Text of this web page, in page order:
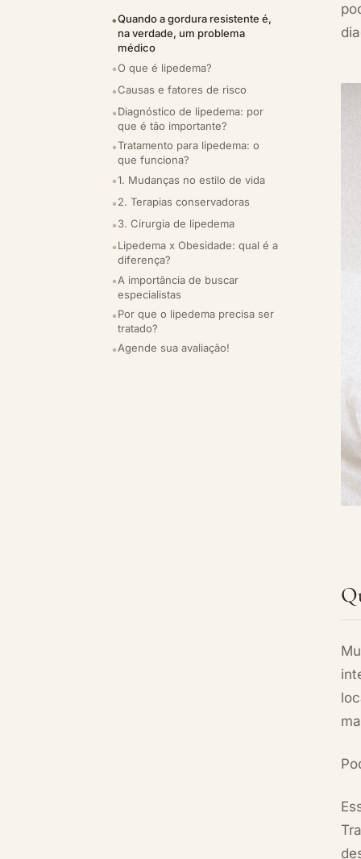
Quando a gordura resistente é,
na verdade, um problema
médico
O que é lipedema?
Causas e fatores de risco
Diagnóstico de lipedema: por
que é tão importante?
Tratamento para lipedema: o
que funciona?
1. Mudanças no estilo de vida
2. Terapias conservadoras
3. Cirurgia de lipedema
Lipedema x Obesidade: qual é a
diferença?
A importância de buscar
especialistas
Por que o lipedema precisa ser
tratado?
Agende sua avaliação!